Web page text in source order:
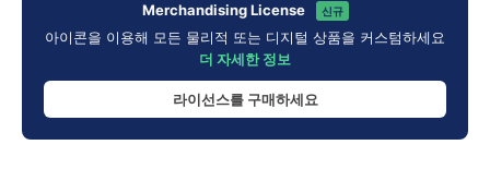
Merchandising License 신규
아이콘을 이용해 모든 물리적 또는 디지털 상품을 커스텀하세요
더 자세한 정보
라이선스를 구매하세요